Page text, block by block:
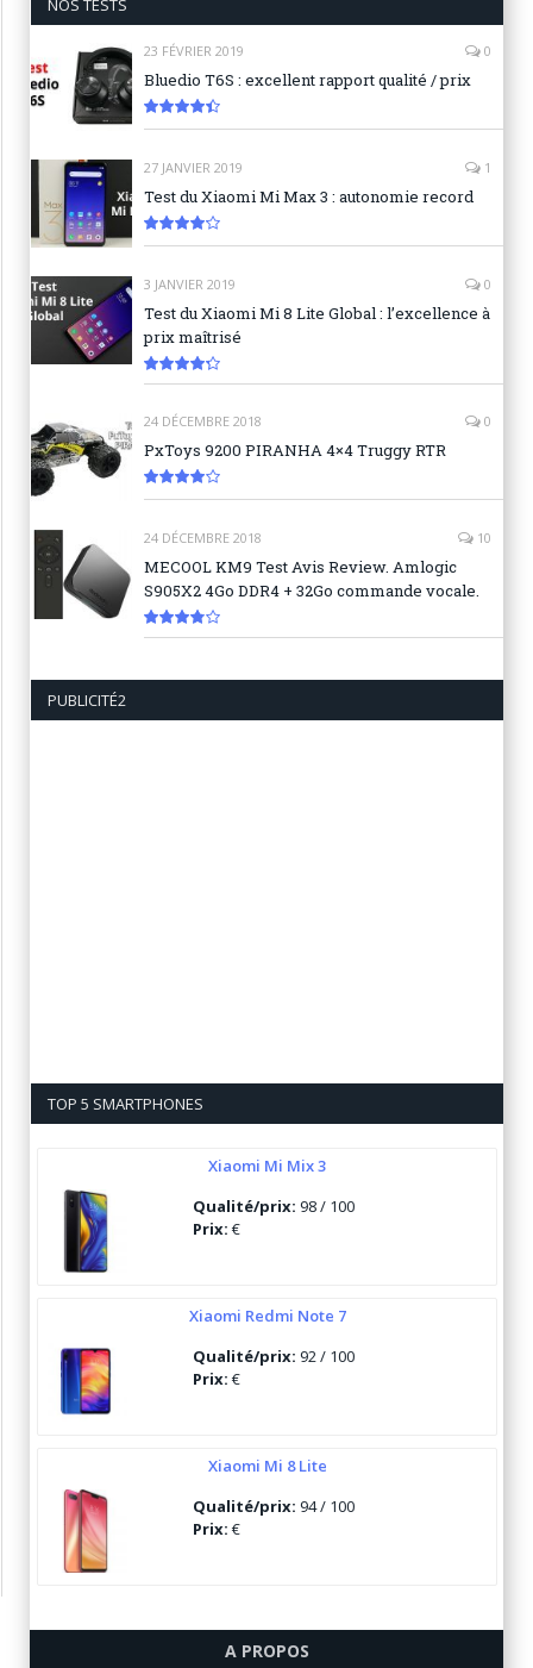
NOS TESTS
23 FÉVRIER 2019 0
Bluedio T6S : excellent rapport qualité / prix
8.9
27 JANVIER 2019 1
Test du Xiaomi Mi Max 3 : autonomie record
8.3
3 JANVIER 2019 0
Test du Xiaomi Mi 8 Lite Global : l’excellence à
prix maîtrisé
24 DÉCEMBRE 2018 0
PxToys 9200 PIRANHA 4×4 Truggy RTR
8.1
24 DÉCEMBRE 2018 10
MECOOL KM9 Test Avis Review. Amlogic
S905X2 4Go DDR4 + 32Go commande vocale.
PUBLICITÉ2
TOP 5 SMARTPHONES
Xiaomi Mi Mix 3
Qualité/prix: 98 / 100
Prix: €
Xiaomi Redmi Note 7
Qualité/prix: 92 / 100
Prix: €
Xiaomi Mi 8 Lite
Qualité/prix: 94 / 100
Prix: €
Qualité/prix:84 / 100
A PROPOS